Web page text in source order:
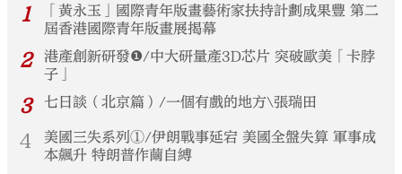
1
「黃永玉」國際青年版畫藝術家扶持計劃成果豐 第二
屆香港國際青年版畫展揭幕
2
港產創新研發❶/中大研量產3D芯片 突破歐美「卡脖
子」
3 七日談（北京篇）/一個有戲的地方\張瑞田
4
美國三失系列①/伊朗戰事延宕 美國全盤失算 軍事成
本飆升 特朗普作繭自縛